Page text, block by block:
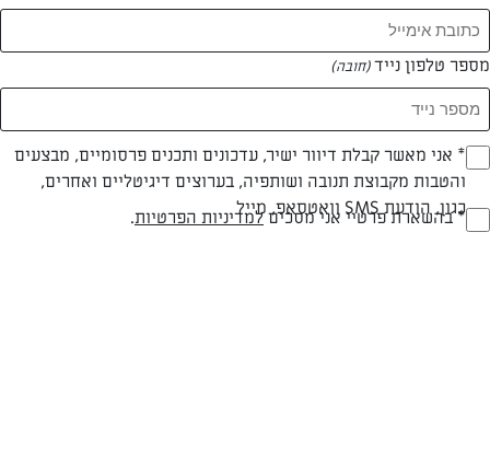
המאמרים של אושרת חזות
מספר טלפון נייד(חובה)
Opt_In
(חובה)
* אני מאשר קבלת דיוור ישיר, עדכונים ותכנים פרסומיים, מבצעים
והטבות מקבוצת תנובה ושותפיה, בערוצים דיגיטליים ואחרים,
כגון, הודעת SMS וואטסאפ, מייל
RegulationsApproved
* בהשארת פרטיי אני מסכיםלמדיניות הפרטיות.